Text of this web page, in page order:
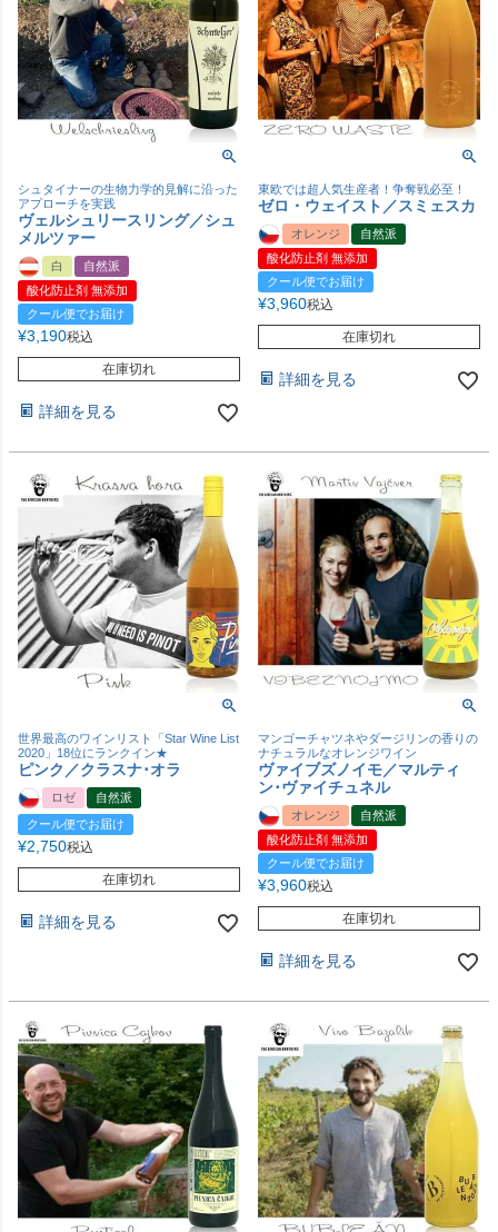
シュタイナーの生物力学的見解に沿った
アプローチを実践
ヴェルシュリースリング／シュ
メルツァー
白
自然派
酸化防止剤 無添加
クール便でお届け
¥3,190税込
在庫切れ
詳細を見る
東欧では超人気生産者！争奪戦必至！
ゼロ・ウェイスト／スミェスカ
オレンジ
自然派
酸化防止剤 無添加
クール便でお届け
¥3,960税込
在庫切れ
詳細を見る
世界最高のワインリスト「Star Wine List
2020」18位にランクイン★
ピンク／クラスナ･オラ
ロゼ
自然派
クール便でお届け
¥2,750税込
在庫切れ
詳細を見る
マンゴーチャツネやダージリンの香りの
ナチュラルなオレンジワイン
ヴァイブズノイモ／マルティ
ン･ヴァイチュネル
オレンジ
自然派
酸化防止剤 無添加
クール便でお届け
¥3,960税込
在庫切れ
詳細を見る